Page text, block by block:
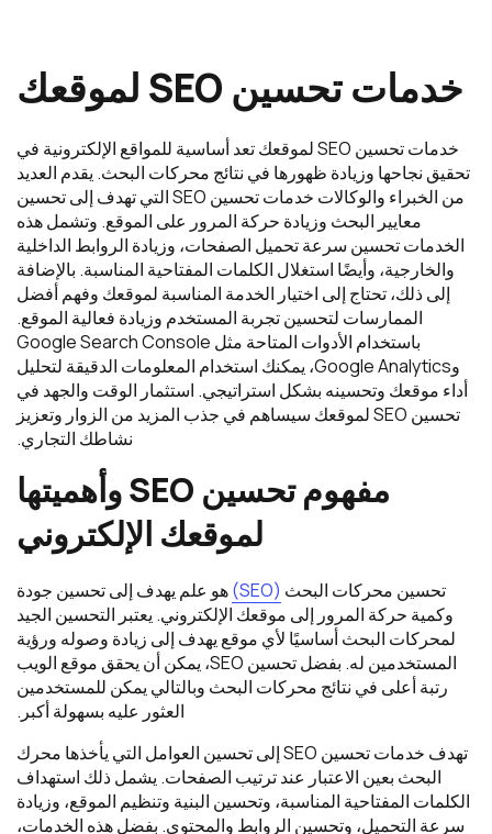
خدماتتحسين لموقعك
خدمات تحسين SEO لموقعك تعد أساسية للمواقع الإلكترونية في
تحقيق نجاحها وزيادة ظهورها في نتائج محركات البحث. يقدم العديد
من الخبراء والوكالات خدمات تحسين SEO التي تهدف إلى تحسين
معايير البحث وزيادة حركة المرور على الموقع. وتشمل هذه
الخدمات تحسين سرعة تحميل الصفحات، وزيادة الروابط الداخلية
والخارجية، وأيضًا استغلال الكلمات المفتاحية المناسبة. بالإضافة
إلى ذلك، تحتاج إلى اختيار الخدمة المناسبة لموقعك وفهم أفضل
الممارسات لتحسين تجربة المستخدم وزيادة فعالية الموقع.
باستخدام الأدوات المتاحة مثل Google Search Console
وGoogle Analytics، يمكنك استخدام المعلومات الدقيقة لتحليل
أداء موقعك وتحسينه بشكل استراتيجي. استثمار الوقت والجهد في
تحسين SEO لموقعك سيساهم في جذب المزيد من الزوار وتعزيز
نشاطك التجاري.
مفهومتحسين
وأهميتها
لموقعك الإلكتروني
تحسين محركات البحث (SEO)
هو علم يهدف إلى تحسين جودة
وكمية حركة المرور إلى موقعك الإلكتروني. يعتبر التحسين الجيد
لمحركات البحث أساسيًا لأي موقع يهدف إلى زيادة وصوله ورؤية
المستخدمين له. بفضل تحسين SEO، يمكن أن يحقق موقع الويب
رتبة أعلى في نتائج محركات البحث وبالتالي يمكن للمستخدمين
العثور عليه بسهولة أكبر.
تهدف خدمات تحسين SEO إلى تحسين العوامل التي يأخذها محرك
البحث بعين الاعتبار عند ترتيب الصفحات. يشمل ذلك استهداف
الكلمات المفتاحية المناسبة، وتحسين البنية وتنظيم الموقع، وزيادة
سرعة التحميل، وتحسين الروابط والمحتوى. بفضل هذه الخدمات،